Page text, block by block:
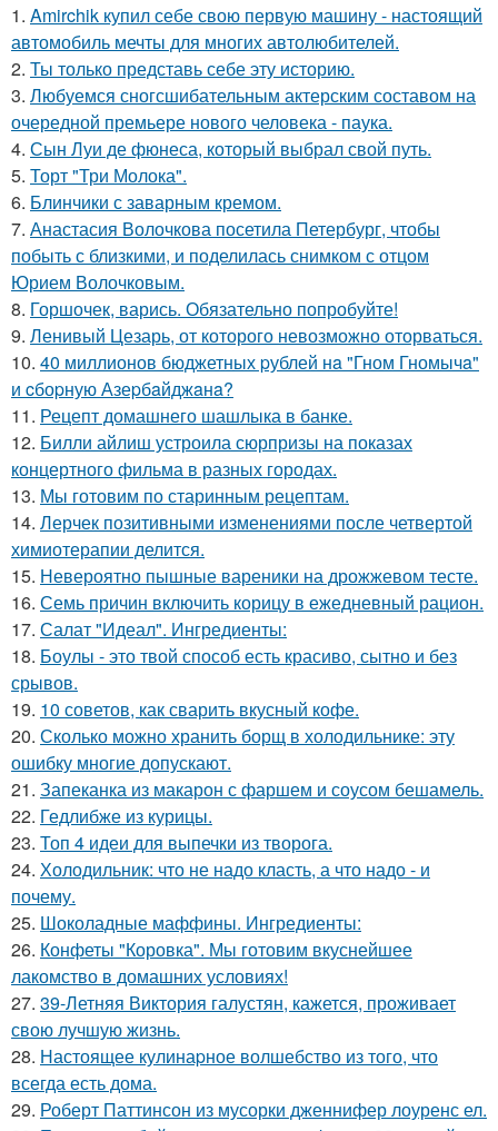
1. Amirchik купил себе свою первую машину - настоящий
автомобиль мечты для многих автолюбителей.
2. Ты только представь себе эту историю.
3. Любуемся сногсшибательным актерским составом на
очередной премьере нового человека - паука.
4. Сын Луи де фюнеса, который выбрал свой путь.
5. Торт "Три Молока".
6. Блинчики с заварным кремом.
7. Анастасия Волочкова посетила Петербург, чтобы
побыть с близкими, и поделилась снимком с отцом
Юрием Волочковым.
8. Горшочек, варись. Обязательно попробуйте!
9. Ленивый Цезарь, от которого невозможно оторваться.
10. 40 миллионов бюджетных pублей нa "Гном Гномычa"
и cбоpную Азеpбaйджaнa?
11. Рецепт домашнего шашлыка в банке.
12. Билли айлиш устроила сюрпризы на показах
концертного фильма в разных городах.
13. Мы готовим по старинным рецептам.
14. Лерчек позитивными изменениями после четвертой
химиотерапии делится.
15. Невероятно пышные вареники на дрожжевом тесте.
16. Семь причин включить корицу в ежедневный рацион.
17. Салат "Идеал". Ингредиенты:
18. Боулы - это твой способ есть красиво, сытно и без
срывов.
19. 10 советов, как сварить вкусный кофе.
20. Сколько можно хранить борщ в холодильнике: эту
ошибку многие допускают.
21. Запеканка из макарон с фаршем и соусом бешамель.
22. Гедлибже из курицы.
23. Топ 4 идеи для выпечки из творога.
24. Холодильник: что не надо класть, а что надо - и
почему.
25. Шоколадные маффины. Ингредиенты:
26. Конфеты "Коровка". Мы готовим вкуснейшее
лакомство в домашних условиях!
27. 39-Летняя Виктория галустян, кажется, проживает
свою лучшую жизнь.
28. Настоящее кулинаpное волшебство из того, что
всегда есть дома.
29. Роберт Паттинсон из мусорки дженнифер лоуренс ел.